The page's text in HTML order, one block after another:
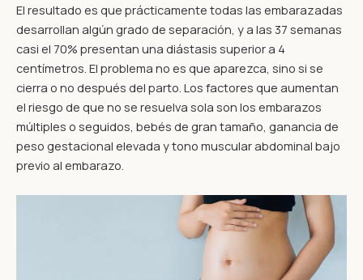
El resultado es que prácticamente todas las embarazadas
desarrollan algún grado de separación, y a las 37 semanas
casi el 70% presentan una diástasis superior a 4
centímetros. El problema no es que aparezca, sino si se
cierra o no después del parto. Los factores que aumentan
el riesgo de que no se resuelva sola son los embarazos
múltiples o seguidos, bebés de gran tamaño, ganancia de
peso gestacional elevada y tono muscular abdominal bajo
previo al embarazo.